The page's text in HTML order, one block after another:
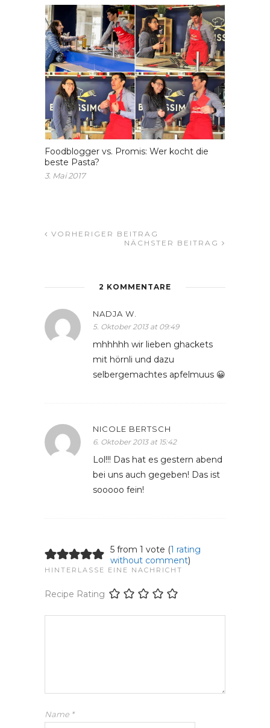
Foodblogger vs. Promis: Wer kocht die
beste Pasta?
3. Mai 2017
VORHERIGER BEITRAG
NÄCHSTER BEITRAG
2 KOMMENTARE
NADJA W.
5. Oktober 2013 at 09:49
mhhhhh wir lieben ghackets
mit hörnli und dazu
selbergemachtes apfelmuus 😀
NICOLE BERTSCH
6. Oktober 2013 at 15:42
Lol!!! Das hat es gestern abend
bei uns auch gegeben! Das ist
sooooo fein!
5 from 1 vote (1 rating
without comment)
HINTERLASSE EINE NACHRICHT
Recipe Rating
Name *